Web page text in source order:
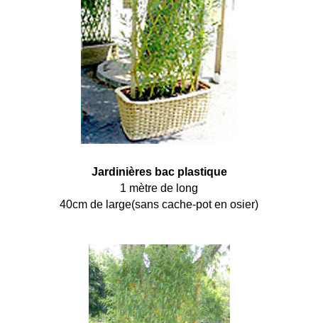
Jardinières bac plastique
1 mètre de long
40cm de large(sans cache-pot en osier)